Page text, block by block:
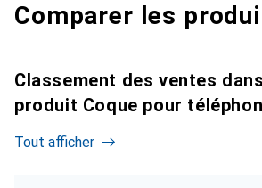
Comparer les
Classement des ventes
produit Coque pour
Tout afficher